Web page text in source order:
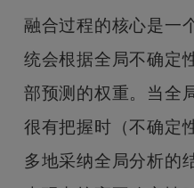
融合过程的核心是一
统会根据全局不确定
部预测的权重。当全
很有把握时（不确定
多地采纳全局分析的